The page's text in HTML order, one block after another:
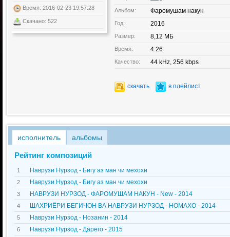
Время: 2016-02-23 19:57:28
Скачано: 522
Альбом: Фаромушам накун
Год: 2016
Размер: 8,12 МБ
Время: 4:26
Качество: 44 kHz, 256 kbps
скачать в плейлист
исполнитель альбомы
Рейтинг композиций
1 Наврузи Нурзод - Бигу аз ман чи мехохи
2 Наврузи Нурзод - Бигу аз ман чи мехохи
3 НАВРУЗИ НУРЗОД - ФАРОМУШАМ НАКУН - New - 2014
4 ШАХРИЁРИ БЕГИЧОН ВА НАВРУЗИ НУРЗОД - НОМАХО - 2014
5 Наврузи Нурзод - Нозанин - 2014
6 Наврузи Нурзод - Дарего - 2015